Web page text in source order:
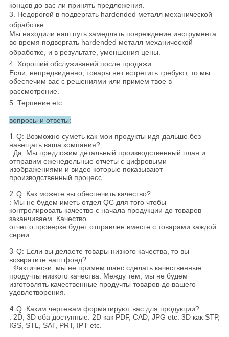
концов до вас ли принять предложения.
3. Недорогой в подвергать hardended металл механической
обработке
Мы находили наш путь замедлять повреждение инструмента
во время подвергать hardended металл механической
обработке, и в результате, уменшения цены.
4. Хороший обслуживаний после продажи
Если, непредвиденно, товары нет встретить требуют, то мы
обеспечим вас с решениями или примем твое в
рассмотрение.
5. Терпение etc
вопросы и ответы:
1. Q: Возможно суметь как мои продукты идя дальше без
навещать ваша компания?
: Да. Мы предложим детальный производственный план и
отправим еженедельные отчеты с цифровыми
изображениями и видео которые показывают
производственный процесс
2. Q: Как можете вы обеспечить качество?
: Мы не будем иметь отдел QC для того чтобы
контролировать качество с начала продукции до товаров
заканчиваем. Качество
отчет о проверке будет отправлен вместе с товарами каждой
серии
3. Q: Если вы делаете товары низкого качества, то вы
возвратите наш фонд?
: Фактически, мы не примем шанс сделать качественные
продучты низкого качества. Между тем, мы не будем
изготовлять качественные продучты товаров до вашего
удовлетворения.
4. Q: Каким чертежам форматируют вас для продукции?
: 2D, 3D оба доступные. 2D как PDF, CAD, JPG etc. 3D как STP,
IGS, STL, SAT, PRT, IPT etc.